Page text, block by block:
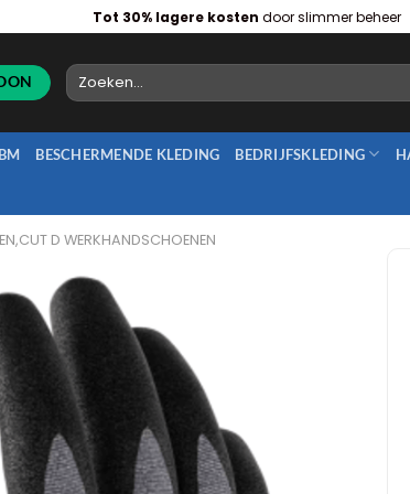
Tot 30% lagere kosten door slimmer beheer
Zoeken
naar:
BESCHERMENDE KLEDING BEDRIJFSKLEDING
D WERKHANDSCHOENEN